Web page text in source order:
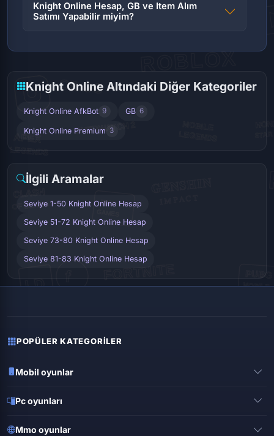
Knight Online Hesap, GB ve Item Alım
Satımı Yapabilir miyim?
Knight Online Altındaki Diğer Kategoriler
Knight Online AfkBot 9 GB 6
Knight Online Premium 3
İlgili Aramalar
Seviye 1-50 Knight Online Hesap
Seviye 51-72 Knight Online Hesap
Seviye 73-80 Knight Online Hesap
Seviye 81-83 Knight Online Hesap
POPÜLER KATEGORILER
Mobil oyunlar
Mobile legends
Pc oyunları
Mmo oyunlar